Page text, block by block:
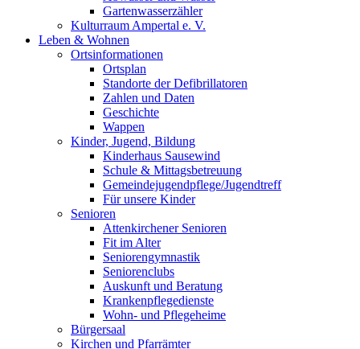
Gartenwasserzähler
Kulturraum Ampertal e. V.
Leben & Wohnen
Ortsinformationen
Ortsplan
Standorte der Defibrillatoren
Zahlen und Daten
Geschichte
Wappen
Kinder, Jugend, Bildung
Kinderhaus Sausewind
Schule & Mittagsbetreuung
Gemeindejugendpflege/Jugendtreff
Für unsere Kinder
Senioren
Attenkirchener Senioren
Fit im Alter
Seniorengymnastik
Seniorenclubs
Auskunft und Beratung
Krankenpflegedienste
Wohn- und Pflegeheime
Bürgersaal
Kirchen und Pfarrämter